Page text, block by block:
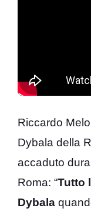
Riccardo
Dybala della
accaduto
Roma: “Tutto
Dybala